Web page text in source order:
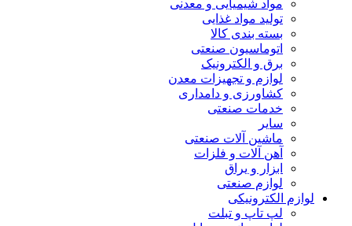
مواد شیمیایی و معدنی
تولید مواد غذایی
بسته بندی کالا
اتوماسیون صنعتی
برق و الکترونیک
لوازم و تجهیزات معدن
کشاورزی و دامداری
خدمات صنعتی
سایر
ماشین آلات صنعتی
آهن آلات و فلزات
ابزار و یراق
لوازم صنعتی
لوازم الکترونیکی
لپ تاپ و تبلت